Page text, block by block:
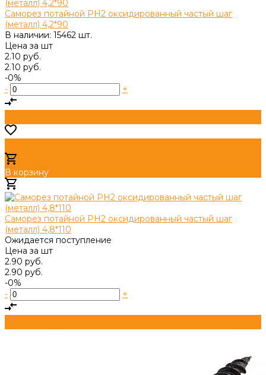
Саморез потайной PH2 оксидированный частый шаг
(металл) 4,2*90
В наличии: 15462 шт.
Цена за шт
2.10 руб.
2.10 руб.
-0%
-
+
В корзину
Саморез потайной PH2 оксидированный частый шаг
(металл) 4,8*110
Ожидается поступление
Цена за шт
2.90 руб.
2.90 руб.
-0%
-
+